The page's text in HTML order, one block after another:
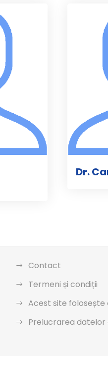
Dr.
Contact
Termeni și condiții
Acest site folosește
Prelucrarea